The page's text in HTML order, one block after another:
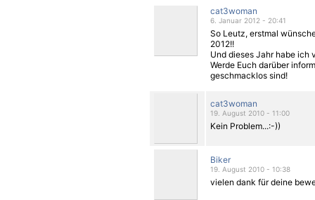
cat3woman
6. Januar 2012 - 20:41
So Leutz, erstmal
2012!!
Und dieses Jahr habe ich
Werde Euch darüber
geschmacklos sind!
cat3woman
19. August 2010 - 11:00
Kein Problem...:-))
Biker
19. August 2010 - 10:38
vielen dank für deine